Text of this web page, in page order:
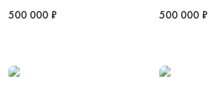
500 000 ₽ 500 000 ₽